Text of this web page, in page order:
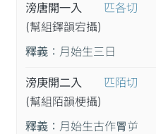
滂唐開一入
(幫組鐸韻宕攝)
匹各切
釋義： 月始生三日
滂庚開二入
(幫組陌韻梗攝)
匹陌切
釋義： 月始生古作𣍸屰